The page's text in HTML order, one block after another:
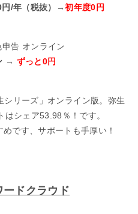
円/年（税抜）→初年度0円
申告 オンライン
→ ずっと0円
リーズ」オンライン版。弥生
シェア53.98％！です。
です、サポートも手厚い！
ードクラウド